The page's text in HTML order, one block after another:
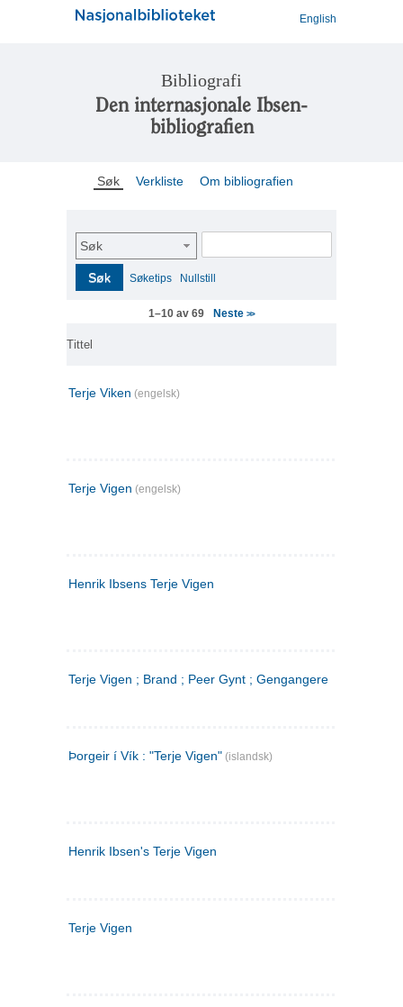
English
Bibliografi
Den internasjonale Ibsen-
bibliografien
Søk Verkliste Om bibliografien
Søk
Søk Søketips Nullstill
1–10 av 69 Neste>>
Tittel
Terje Viken (engelsk)
Terje Vigen (engelsk)
Henrik Ibsens Terje Vigen
Terje Vigen ; Brand ; Peer Gynt ; Gengangere
Þorgeir í Vík : "Terje Vigen" (islandsk)
Henrik Ibsen's Terje Vigen
Terje Vigen